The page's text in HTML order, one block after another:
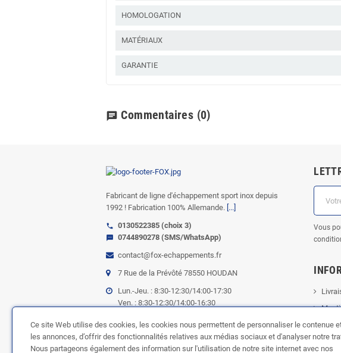
HOMOLOGATION
MATÉRIAUX
GARANTIE
chat Commentaires (0)
Fabricant de ligne d'échappement sport inox depuis
1992 ! Fabrication 100% Allemande. [...]
call 0130522385 (choix 3)
sms
0744890278 (SMS/WhatsApp)
contact@fox-echappements.fr
7 Rue de la Prévôté 78550 HOUDAN
Lun.-Jeu. : 8:30-12:30/14:00-17:30
Ven. : 8:30-12:30/14:00-16:30
NOUS SUIVRE
Vous
A
Ce site Web utilise des cookies, les cookies nous permettent de personnaliser le contenue
les annonces, d’offrir des fonctionnalités relatives aux médias sociaux et d'analyser notre
Nous partageons également des information sur l'utilisation de notre site internet avec nos